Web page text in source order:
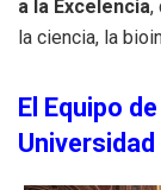
a la Excelencia,
la ciencia, la
El Equipo